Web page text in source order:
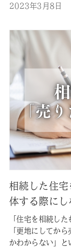
わからない」とわ
2023年3月8日
相続した住
体する際にし
「住宅を相続し
「更地にしてか
かわからない」と